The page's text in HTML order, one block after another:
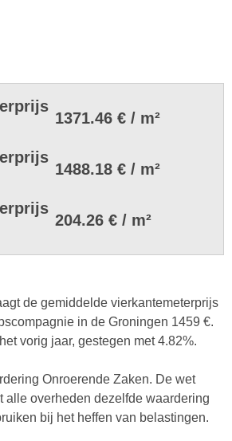
1371.46 € / m²
1488.18 € / m²
204.26 € / m²
de gemiddelde vierkantemeterprijs
in de Groningen 1459 €.
vorig jaar, gestegen met 4.82%.
Onroerende Zaken. De wet
alle overheden dezelfde waardering
bij het heffen van belastingen.